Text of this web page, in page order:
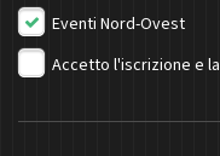
Eventi Nord-Ovest
Accetto l'iscrizione e la